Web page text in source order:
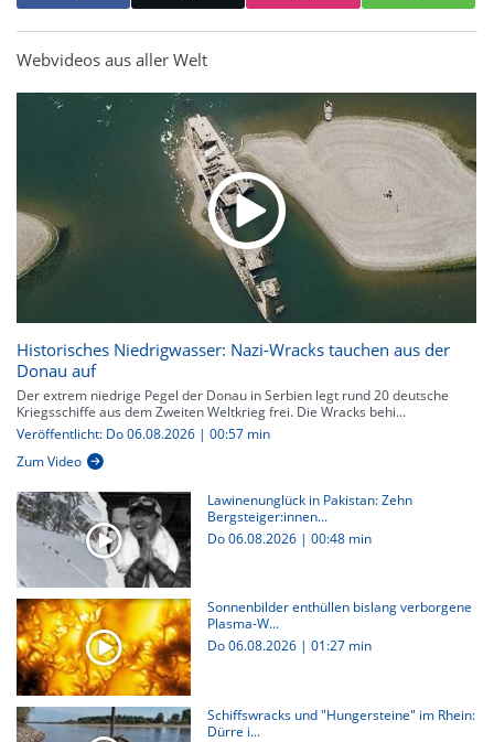
Webvideos aus aller Welt
Historisches Niedrigwasser: Nazi-Wracks tauchen aus der
Donau auf
Der extrem niedrige Pegel der Donau in Serbien legt rund 20 deutsche
Kriegsschiffe aus dem Zweiten Weltkrieg frei. Die Wracks behi...
Veröffentlicht: Do 06.08.2026 | 00:57 min
Zum Video
Lawinenunglück in Pakistan: Zehn
Bergsteiger:innen...
Do 06.08.2026 | 00:48 min
Sonnenbilder enthüllen bislang verborgene
Plasma-W...
Do 06.08.2026 | 01:27 min
Schiffswracks und "Hungersteine" im Rhein:
Dürre i...